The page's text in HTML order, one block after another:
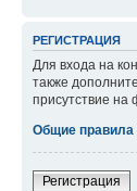
РЕГИСТРАЦИЯ
Для входа на
также
присутствие на
Общие правила
Регистрация